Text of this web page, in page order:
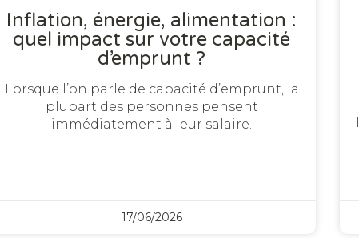
Inflation, énergie, alimentation :
quel impact sur votre capacité
d’emprunt ?
Lorsque l’on parle de capacité d’emprunt, la
plupart des personnes pensent
immédiatement à leur salaire.
17/06/2026